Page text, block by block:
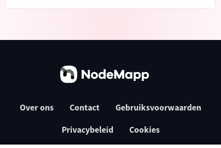
Over ons Contact Gebruiksvoorwaarden
Privacybeleid Cookies